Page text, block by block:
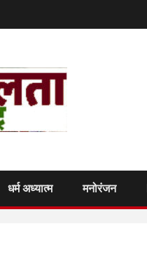
धर्म अध्यात्म मनोरंजन